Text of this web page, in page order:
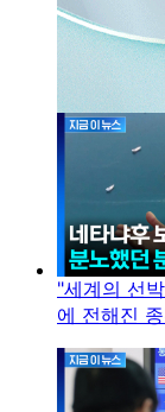
"세계의 선
에 전해진